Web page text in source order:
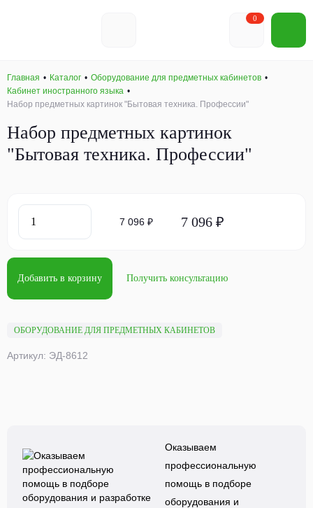
0
Главная Каталог
Оборудование для предметных кабинетов
Кабинет иностранного языка
Набор предметных картинок "Бытовая техника. Профессии"
Набор предметных картинок
"Бытовая техника. Профессии"
ОБОРУДОВАНИЕ ДЛЯ ПРЕДМЕТНЫХ КАБИНЕТОВ
Артикул: ЭД-8612
7 096 ₽ 7 096 ₽
Добавить в корзину Получить консультацию
Оказываем
профессиональную
помощь в подборе
оборудования и